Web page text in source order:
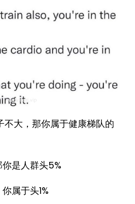
大，那你属于健康梯队的
是人群头5%
属于头1%